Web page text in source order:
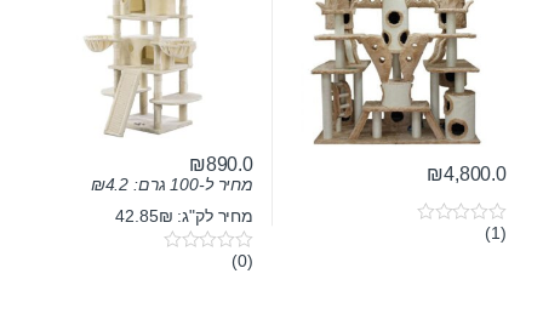
₪4,800.0
0(1)
₪890.0
מחיר ל-100 גרם: ₪4.2
מחיר לק"ג: 42.85₪
0(0)